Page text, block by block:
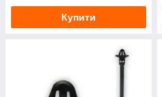
Купити